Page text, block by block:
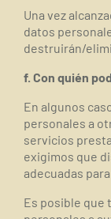
Una vez
datos
destruirán/
f. Con quién
En algunos
personales a
servicios
exigimos que
adecuadas
Es posible que